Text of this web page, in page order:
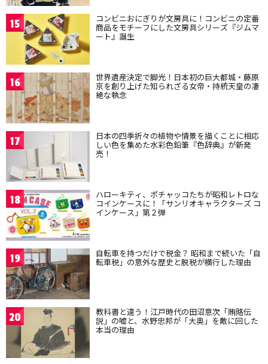
15 コンビニおにぎりが文房具に！コンビニの定番
商品をモチーフにした文房具シリーズ『ジムマ
ート』誕生
16 世界遺産決定で脚光！日本初の巨大都城・藤原
京を創り上げた知られざる女帝・持統天皇の凄
絶な執念
17 日本の四季折々の植物や情景を描くことに相応
しい色を集めた水彩色鉛筆『色辞典』が新発
売！
18 ハローキティ、ポチャッコたちが昭和レトロな
コインケースに！「サンリオキャラクターズ コ
インケース」第２弾
19 自転車を持つだけで税金？ 昭和まで続いた「自
転車税」の意外な歴史と脱税が横行した理由
20 教科書と違う！江戸時代の田沼意次「賄賂伝
説」の嘘と、水野忠邦が「大奥」を敵に回した
本当の理由